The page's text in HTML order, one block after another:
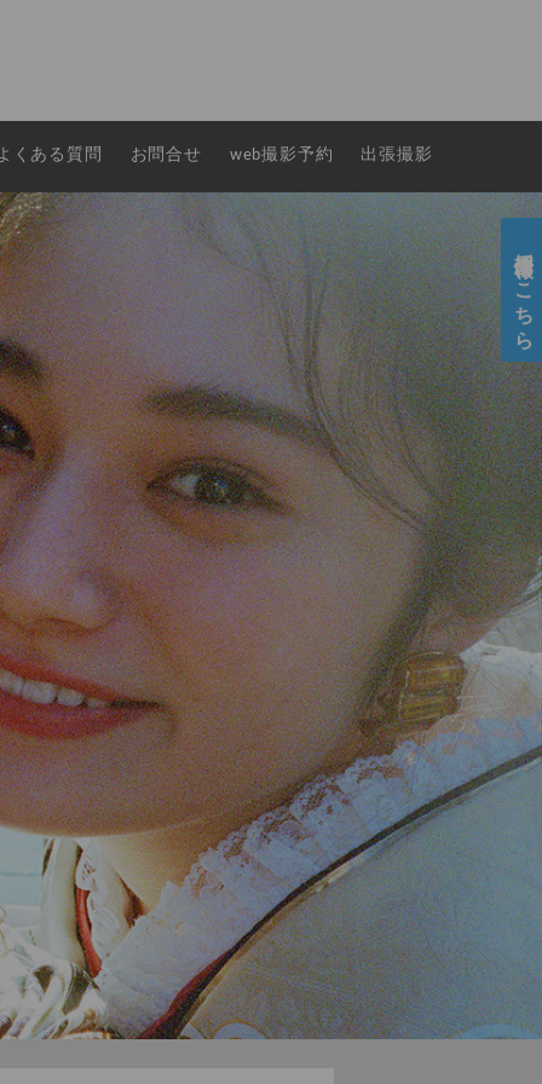
くある質問 お問合せ web撮影予約 出張撮影
チェンジOK】【振袖2回目レン
採用情報はこちら